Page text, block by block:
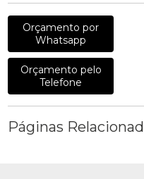
Orçamento por
Whatsapp
Orçamento pelo
Telefone
Páginas